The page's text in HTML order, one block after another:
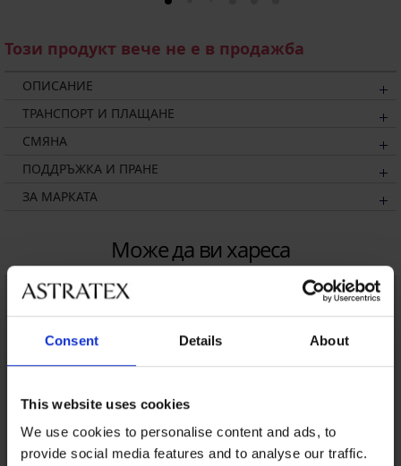
Consent Details About
This website uses cookies
We use cookies to personalise content and ads, to
provide social media features and to analyse our traffic.
Този продукт вече не е в продажба
ОПИСАНИЕ
ТРАНСПОРТ И ПЛАЩАНЕ
СМЯНА
ПОДДРЪЖКА И ПРАНЕ
ЗА МАРКАТА
Може да ви хареса